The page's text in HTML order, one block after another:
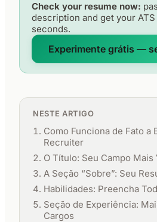
Check your resume now:
description and get your
seconds.
Experimente grátis —
NESTE ARTIGO
Como Funciona de Fato a
Recruiter
O Título: Seu Campo Mais
A Seção “Sobre”: Seu
Habilidades: Preencha
Seção de Experiência:
Cargos